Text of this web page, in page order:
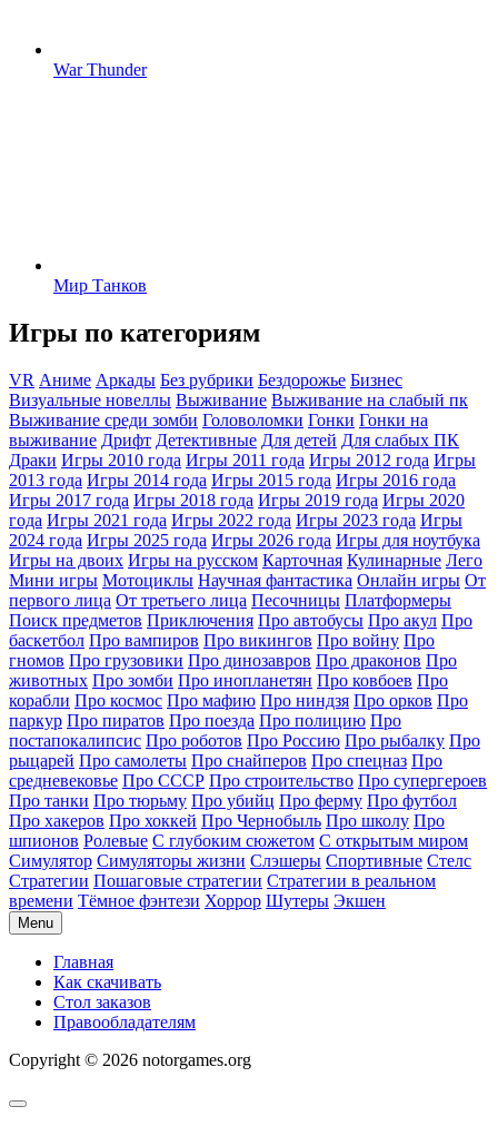
War Thunder
Мир Танков
Игры по категориям
VR Аниме Аркады Без рубрики Бездорожье Бизнес
Визуальные новеллы Выживание Выживание на слабый пк
Выживание среди зомби Головоломки Гонки Гонки на
выживание Дрифт Детективные Для детей Для слабых ПК
Драки Игры 2010 года Игры 2011 года Игры 2012 года Игры
2013 года Игры 2014 года Игры 2015 года Игры 2016 года
Игры 2017 года Игры 2018 года Игры 2019 года Игры 2020
года Игры 2021 года Игры 2022 года Игры 2023 года Игры
2024 года Игры 2025 года Игры 2026 года Игры для ноутбука
Игры на двоих Игры на русском Карточная Кулинарные Лего
Мини игры Мотоциклы Научная фантастика Онлайн игры От
первого лица От третьего лица Песочницы Платформеры
Поиск предметов Приключения Про автобусы Про акул Про
баскетбол Про вампиров Про викингов Про войну Про
гномов Про грузовики Про динозавров Про драконов Про
животных Про зомби Про инопланетян Про ковбоев Про
корабли Про космос Про мафию Про ниндзя Про орков Про
паркур Про пиратов Про поезда Про полицию Про
постапокалипсис Про роботов Про Россию Про рыбалку Про
рыцарей Про самолеты Про снайперов Про спецназ Про
средневековье Про СССР Про строительство Про супергероев
Про танки Про тюрьму Про убийц Про ферму Про футбол
Про хакеров Про хоккей Про Чернобыль Про школу Про
шпионов Ролевые С глубоким сюжетом С открытым миром
Симулятор Симуляторы жизни Слэшеры Спортивные Стелс
Стратегии Пошаговые стратегии Стратегии в реальном
времени Тёмное фэнтези Хоррор Шутеры Экшен
Menu
Главная
Как скачивать
Стол заказов
Правообладателям
Copyright © 2026 notorgames.org
Scroll